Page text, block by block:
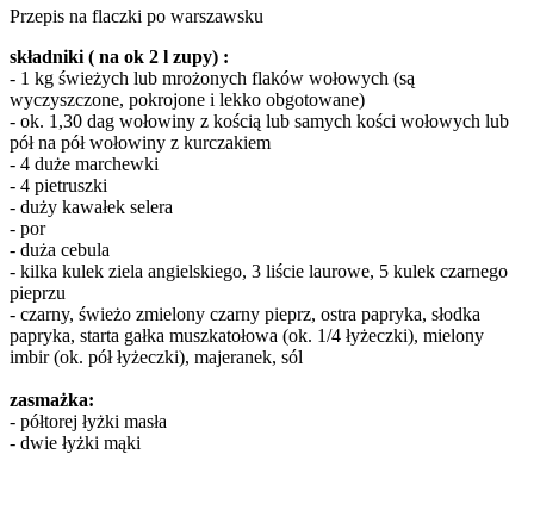
Przepis na flaczki po warszawsku
składniki ( na ok 2 l zupy) :
- 1 kg świeżych lub mrożonych flaków wołowych (są
wyczyszczone, pokrojone i lekko obgotowane)
- ok. 1,30 dag wołowiny z kością lub samych kości wołowych lub
pół na pół wołowiny z kurczakiem
- 4 duże marchewki
- 4 pietruszki
- duży kawałek selera
- por
- duża cebula
- kilka kulek ziela angielskiego, 3 liście laurowe, 5 kulek czarnego
pieprzu
- czarny, świeżo zmielony czarny pieprz, ostra papryka, słodka
papryka, starta gałka muszkatołowa (ok. 1/4 łyżeczki), mielony
imbir (ok. pół łyżeczki), majeranek, sól
zasmażka:
- półtorej łyżki masła
- dwie łyżki mąki